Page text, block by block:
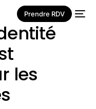
Prendre RDV
les